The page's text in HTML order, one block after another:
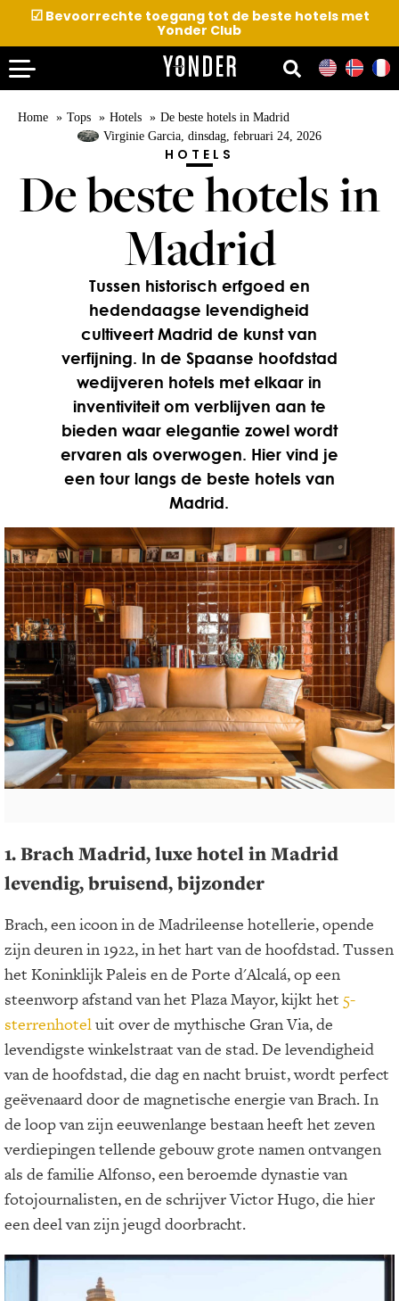
☑Bevoorrechte toegang tot de beste hotels met
Yonder Club
Home Tops Hotels
De beste hotels in Madrid
Virginie Garcia, dinsdag, februari 24, 2026
HOTELS
De beste hotels in
Madrid
Tussen historisch erfgoed en
hedendaagse levendigheid
cultiveert Madrid de kunst van
verfijning. In de Spaanse hoofdstad
wedijveren hotels met elkaar in
inventiviteit om verblijven aan te
bieden waar elegantie zowel wordt
ervaren als overwogen. Hier vind je
een tour langs de beste hotels van
Madrid.
1. Brach Madrid, luxe hotel in Madrid
levendig, bruisend, bijzonder
Brach, een icoon in de Madrileense hotellerie, opende
zijn deuren in 1922, in het hart van de hoofdstad. Tussen
het Koninklijk Paleis en de Porte d'Alcalá, op een
steenworp afstand van het Plaza Mayor, kijkt het 5-
sterrenhoteluit over de mythische Gran Via, de
levendigste winkelstraat van de stad. De levendigheid
van de hoofdstad, die dag en nacht bruist, wordt perfect
geëvenaard door de magnetische energie van Brach. In
de loop van zijn eeuwenlange bestaan heeft het zeven
verdiepingen tellende gebouw grote namen ontvangen
als de familie Alfonso, een beroemde dynastie van
fotojournalisten, en de schrijver Victor Hugo, die hier
een deel van zijn jeugd doorbracht.